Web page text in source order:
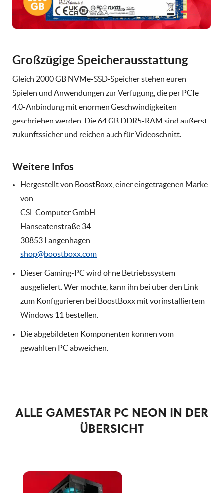
Großzügige Speicherausstattung
Gleich 2000 GB NVMe-SSD-Speicher stehen euren
Spielen und Anwendungen zur Verfügung, die per PCIe
4.0-Anbindung mit enormen Geschwindigkeiten
geschrieben werden. Die 64 GB DDR5-RAM sind äußerst
zukunftssicher und reichen auch für Videoschnitt.
Weitere Infos
Hergestellt von BoostBoxx, einer eingetragenen Marke
von
CSL Computer GmbH
Hanseatenstraße 34
30853 Langenhagen
shop@boostboxx.com
Dieser Gaming-PC wird ohne Betriebssystem
ausgeliefert. Wer möchte, kann ihn bei über den Link
zum Konfigurieren bei BoostBoxx mit vorinstalliertem
Windows 11 bestellen.
Die abgebildeten Komponenten können vom
gewählten PC abweichen.
ALLE GAMESTAR PC NEON IN DER
ÜBERSICHT